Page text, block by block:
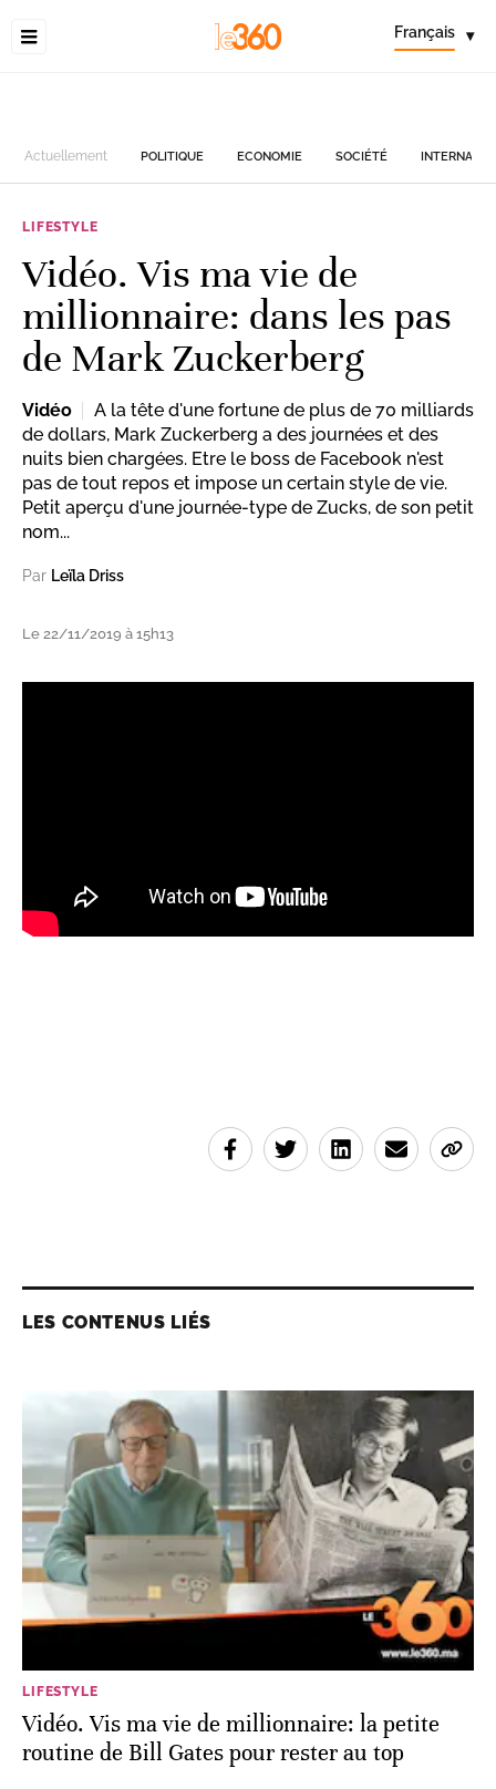
Français ▾
Actuellement POLITIQUE ECONOMIE SOCIÉTÉ
LIFESTYLE
Vidéo. Vis ma vie de
millionnaire: dans les pas
de Mark Zuckerberg
Vidéo
A la tête d'une fortune de plus de 70 milliards
de dollars, Mark Zuckerberg a des journées et des
nuits bien chargées. Etre le boss de Facebook n'est
pas de tout repos et impose un certain style de vie.
Petit aperçu d'une journée-type de Zucks, de son petit
nom...
Par Leïla Driss
Le 22/11/2019 à 15h13
LES CONTENUS LIÉS
LIFESTYLE
Vidéo. Vis ma vie de millionnaire: la petite
routine de Bill Gates pour rester au top